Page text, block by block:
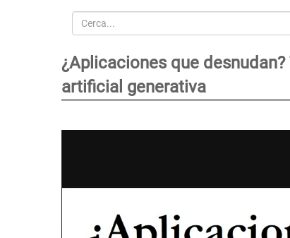
Cerca
¿Aplicaciones que
artificial generativa